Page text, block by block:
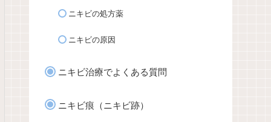
ニキビの処方薬
ニキビの原因
ニキビ治療でよくある質問
ニキビ痕（ニキビ跡）